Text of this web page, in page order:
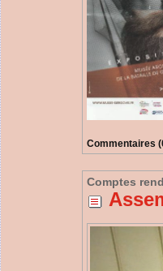
Commentaires
Comptes